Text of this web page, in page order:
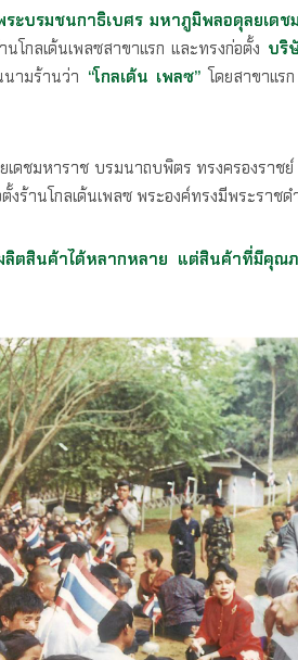
ระบรมชนกาธิเบศร มหาภูมิพลอดุลยเด
กลเด้นเพลซสาขาแรก และทรงก่อตั้ง บริ
ามร้านว่า “โกลเด้น เพลซ”โดยสาขาแร
ชมหาราช บรมนาถบพิตร ทรงครองราชย์
ร้านโกลเด้นเพลซ พระองค์ทรงมีพระราชด
ผลิตสินค้าได้หลากหลาย แต่สินค้าที่มีคุ